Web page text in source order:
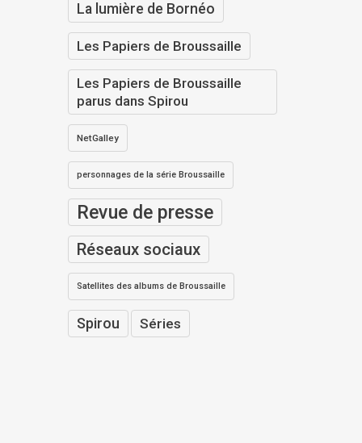
La lumière de Bornéo
Les Papiers de Broussaille
Les Papiers de Broussaille
parus dans Spirou
NetGalley
personnages de la série Broussaille
Revue de presse
Réseaux sociaux
Satellites des albums de Broussaille
Spirou Séries